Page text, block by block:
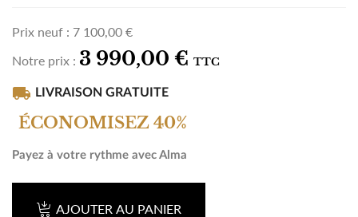
Prix neuf : 7 100,00 €
Notre prix : 3 990,00 € TTC
local_shipping LIVRAISON GRATUITE
ÉCONOMISEZ 40%
Payez à votre rythme avec Alma
AJOUTER AU PANIER